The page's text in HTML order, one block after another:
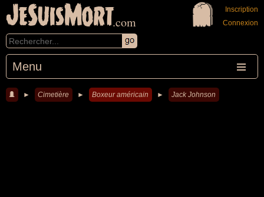
JeSuisMort.com
Menu
Inscription
Connexion
► Cimetière ► Boxeur américain ► Jack Johnson